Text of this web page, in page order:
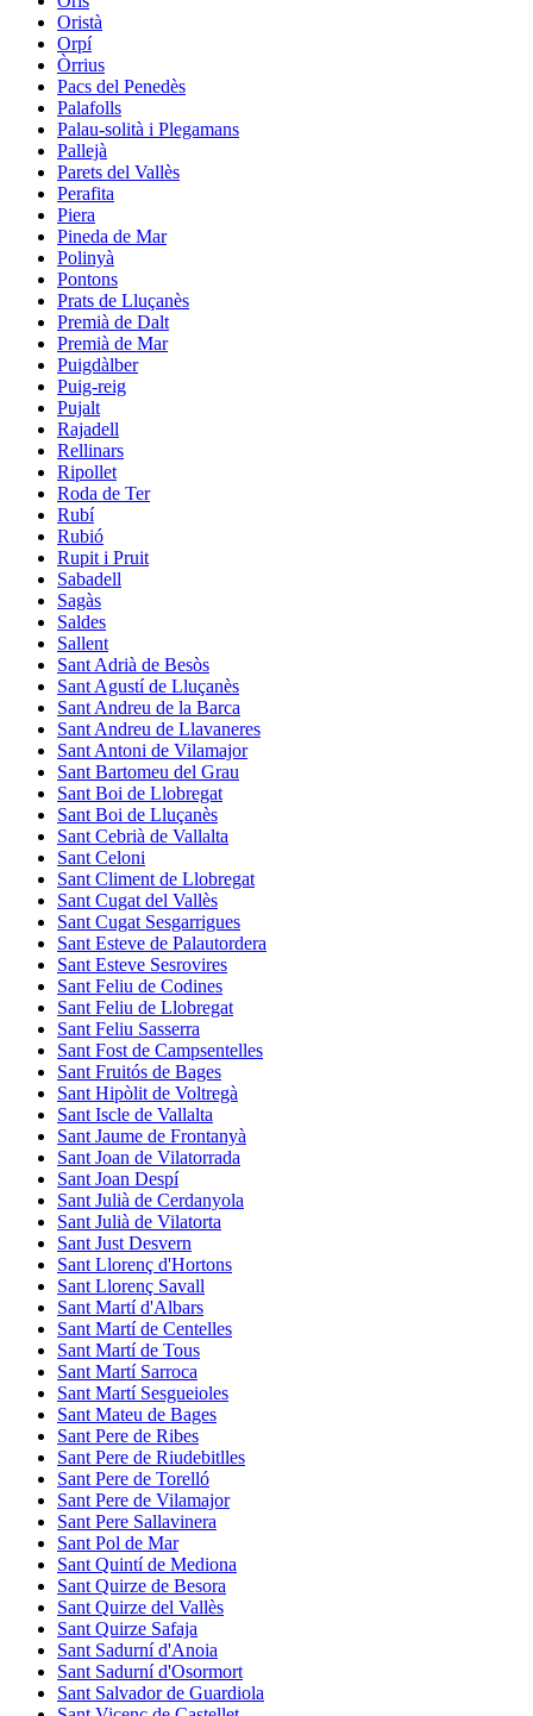
Oristà
Orpí
Òrrius
Pacs del Penedès
Palafolls
Palau-solità i Plegamans
Pallejà
Parets del Vallès
Perafita
Piera
Pineda de Mar
Polinyà
Pontons
Prats de Lluçanès
Premià de Dalt
Premià de Mar
Puigdàlber
Puig-reig
Pujalt
Rajadell
Rellinars
Ripollet
Roda de Ter
Rubí
Rubió
Rupit i Pruit
Sabadell
Sagàs
Saldes
Sallent
Sant Adrià de Besòs
Sant Agustí de Lluçanès
Sant Andreu de la Barca
Sant Andreu de Llavaneres
Sant Antoni de Vilamajor
Sant Bartomeu del Grau
Sant Boi de Llobregat
Sant Boi de Lluçanès
Sant Cebrià de Vallalta
Sant Celoni
Sant Climent de Llobregat
Sant Cugat del Vallès
Sant Cugat Sesgarrigues
Sant Esteve de Palautordera
Sant Esteve Sesrovires
Sant Feliu de Codines
Sant Feliu de Llobregat
Sant Feliu Sasserra
Sant Fost de Campsentelles
Sant Fruitós de Bages
Sant Hipòlit de Voltregà
Sant Iscle de Vallalta
Sant Jaume de Frontanyà
Sant Joan de Vilatorrada
Sant Joan Despí
Sant Julià de Cerdanyola
Sant Julià de Vilatorta
Sant Just Desvern
Sant Llorenç d'Hortons
Sant Llorenç Savall
Sant Martí d'Albars
Sant Martí de Centelles
Sant Martí de Tous
Sant Martí Sarroca
Sant Martí Sesgueioles
Sant Mateu de Bages
Sant Pere de Ribes
Sant Pere de Riudebitlles
Sant Pere de Torelló
Sant Pere de Vilamajor
Sant Pere Sallavinera
Sant Pol de Mar
Sant Quintí de Mediona
Sant Quirze de Besora
Sant Quirze del Vallès
Sant Quirze Safaja
Sant Sadurní d'Anoia
Sant Sadurní d'Osormort
Sant Salvador de Guardiola